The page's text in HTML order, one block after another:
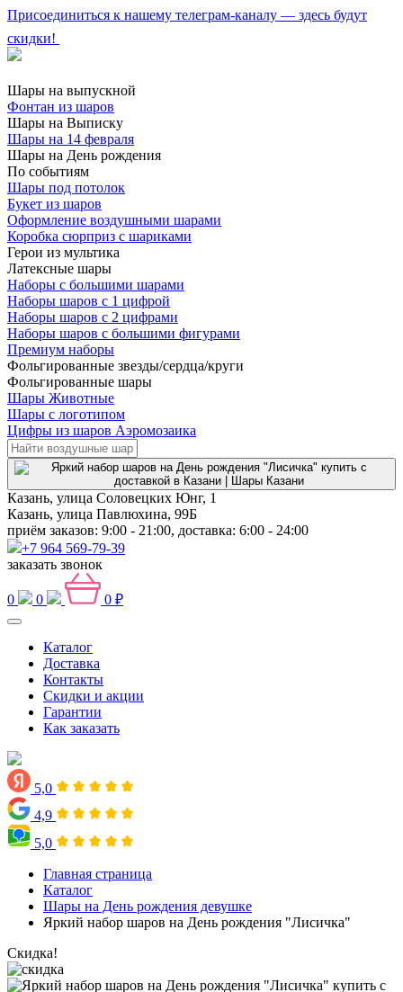
Присоединиться к нашему телеграм-каналу — здесь будут
скидки!
Шары на выпускной
Фонтан из шаров
Шары на Выписку
Шары на 14 февраля
Шары на День рождения
По событиям
Шары под потолок
Букет из шаров
Оформление воздушными шарами
Коробка сюрприз с шариками
Герои из мультика
Латексные шары
Наборы с большими шарами
Наборы шаров с 1 цифрой
Наборы шаров с 2 цифрами
Наборы шаров с большими фигурами
Премиум наборы
Фольгированные звезды/сердца/круги
Фольгированные шары
Шары Животные
Шары с логотипом
Цифры из шаров Аэромозаика
Казань, улица Соловецких Юнг, 1
Казань, улица Павлюхина, 99Б
приём заказов: 9:00 - 21:00, доставка: 6:00 - 24:00
+7 964 569-79-39
заказать звонок
0 0 0 ₽
Каталог
Доставка
Контакты
Скидки и акции
Гарантии
Как заказать
5,0
4,9
5,0
Главная страница
Каталог
Шары на День рождения девушке
Яркий набор шаров на День рождения "Лисичка"
Скидка!